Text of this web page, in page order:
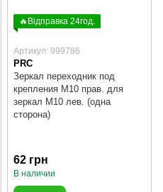
🔥Відправка 24год.
Артикул: 999786
PRC
Зеркал переходник под
крепления М10 прав. для
зеркал М10 лев. (одна
сторона)
62 грн
В наличии